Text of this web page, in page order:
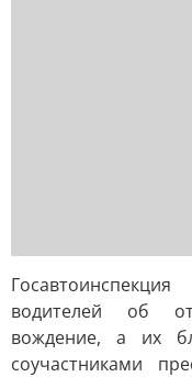
водителей об
вождение, а их
соучастниками